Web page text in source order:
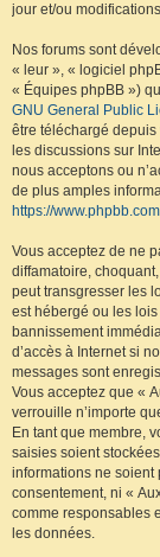
jour et/ou
Nos forums sont
« leur », « logiciel
« Équipes phpBB »)
GNU General Public
être téléchargé depuis
les discussions sur
nous acceptons ou
de plus amples
https://
Vous acceptez de ne
diffamatoire,
peut transgresser les
est hébergé ou les
bannissement
d’accès à Internet si
messages sont
Vous acceptez que «
verrouille n’importe
En tant que membre,
saisies soient
informations ne soient
consentement, ni «
comme responsables
les données.